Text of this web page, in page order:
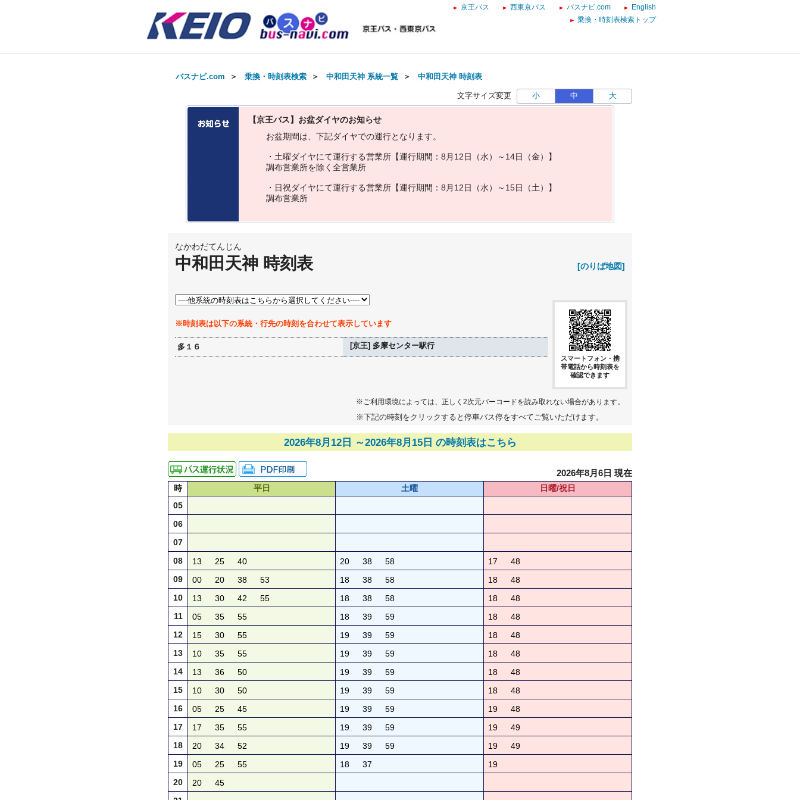
京王バス 西東京バス バスナビ.com
English
乗換・時刻表検索トップ
バスナビ.com ＞ 乗換・時刻表検索 ＞ 中和田天神 系統一覧 ＞ 中和田天神 時刻表
文字サイズ変更 小 中 大
【京王バス】お盆ダイヤのお知らせ
お盆期間は 下記ダイヤでの運行と な り ます。
・ 土曜ダイヤにて運行する営業所 【運行期間 ： 8 月 1 2日 （水） ～ 14日 （金）
】
調布営業所を除 く 全営業所
・ 日祝ダイヤにて運行する営業所 【運行期間 ： 8 月 1 2日 （水） ～ 15日 （土）
】
調布営業所
なかわだてんじん
中和田天神 時刻表 [のりば地図]
※時刻表は以下の系統・行先の時刻を合わせて表示しています
多１６ [京王] 多摩センター駅行
スマートフォン・携
帯電話から時刻表を
確認できます
※ご利用環境によっては、正しく2次元バーコードを読み取れない場合があります。
※下記の時刻をクリックすると停車バス停をすべてご覧いただけます。
2026年8月12日 ～2026年8月15日 の時刻表はこちら
2026年8月6日 現在
時 平日 土曜
日曜/祝日
05
06
07
08
13 25 40 20 38 58 17
48
09
00 20 38 53 18 38 58 18
48
10
13 30 42 55 18 38 58 18
48
11
05 35 55 18 39 59 18
48
12
15 30 55 19 39 59 18
48
13
10 35 55 19 39 59 18
48
14
13 36 50 19 39 59 18
48
15
10 30 50 19 39 59 18
48
16
05 25 45 19 39 59 19
48
17
17 35 55 19 39 59 19
49
18
20 34 52 19 39 59 19
49
19
05 25 55 18 37
19
20
20
45